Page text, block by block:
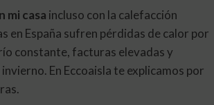
mi casa incluso con la calefacción
en España sufren pérdidas de calor por
constante, facturas elevadas y
En Eccoaisla te explicamos por